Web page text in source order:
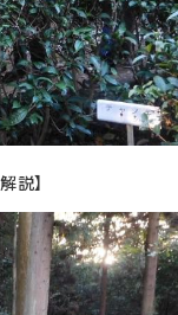
説】